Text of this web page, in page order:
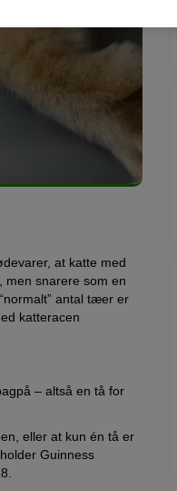
at katte med
men snarere som en
antal tæer er
katteracen
– altså en tå for
eller at kun én tå er
Guinness